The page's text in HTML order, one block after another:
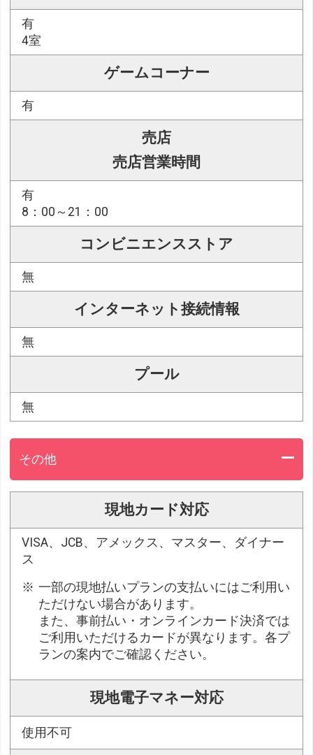
有
4室
ゲームコーナー
有
売店
売店営業時間
有
8：00～21：00
コンビニエンスストア
無
インターネット接続情報
無
プール
無
その他
現地カード対応
VISA、JCB、アメックス、マスター、ダイナー
ス
一部の現地払いプランの支払いにはご利用い
ただけない場合があります。
また、事前払い・オンラインカード決済では
ご利用いただけるカードが異なります。各プ
ランの案内でご確認ください。
現地電子マネー対応
使用不可